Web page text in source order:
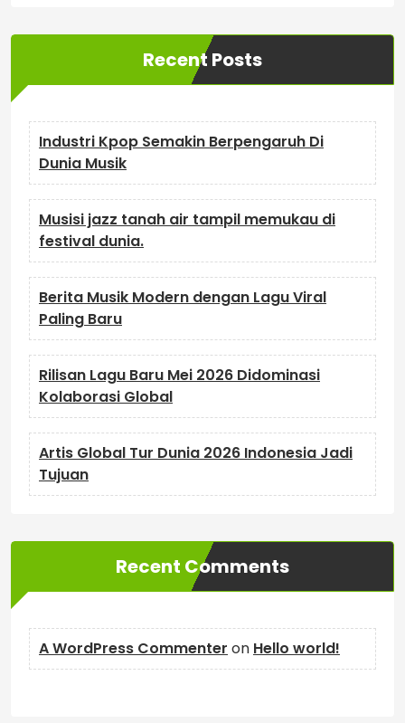
Recent Posts
Industri Kpop Semakin Berpengaruh Di
Dunia Musik
Musisi jazz tanah air tampil memukau di
festival dunia.
Berita Musik Modern dengan Lagu Viral
Paling Baru
Rilisan Lagu Baru Mei 2026 Didominasi
Kolaborasi Global
Artis Global Tur Dunia 2026 Indonesia Jadi
Tujuan
Recent Comments
A WordPress Commenter on Hello world!